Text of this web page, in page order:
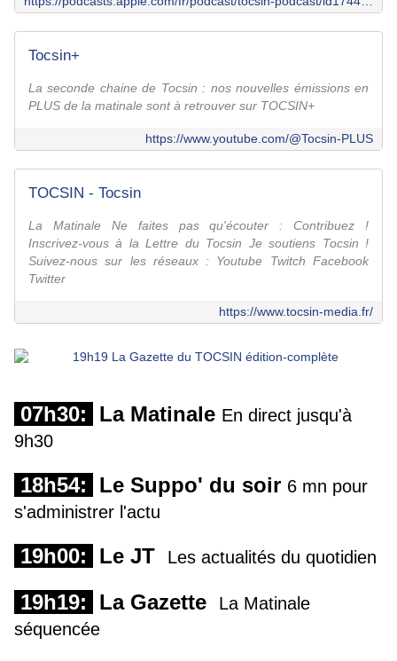
Tocsin+
La seconde chaine de Tocsin : nos nouvelles émissions en
PLUS de la matinale sont à retrouver sur TOCSIN+
https://www.youtube.com/@Tocsin-PLUS
TOCSIN - Tocsin
La Matinale Ne faites pas qu'écouter : Contribuez !
Inscrivez-vous à la Lettre du Tocsin Je soutiens Tocsin !
Suivez-nous sur les réseaux : Youtube Twitch Facebook
Twitter
https://www.tocsin-media.fr/
07h30: La Matinale En direct jusqu'à
9h30
18h54: Le Suppo' du soir 6 mn pour
s'administrer l'actu
19h00: Le JT Les actualités du quotidien
19h19: La Gazette
La Matinale
séquencée